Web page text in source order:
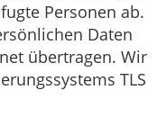
Personen ab.
Daten
übertragen. Wir
TLS